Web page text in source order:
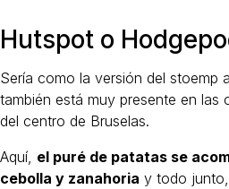
Hutspot o
Sería como la versión del stoemp
también está muy presente en las
del centro de Bruselas.
Aquí, el puré de patatas se
cebolla y zanahoria y todo